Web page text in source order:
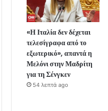
«Η Ιταλία δεν δέχεται
τελεσίγραφα από το
εξωτερικό», απαντά η
Μελόνι στην Μαδρίτη
για τη Σένγκεν
54 λεπτά ago